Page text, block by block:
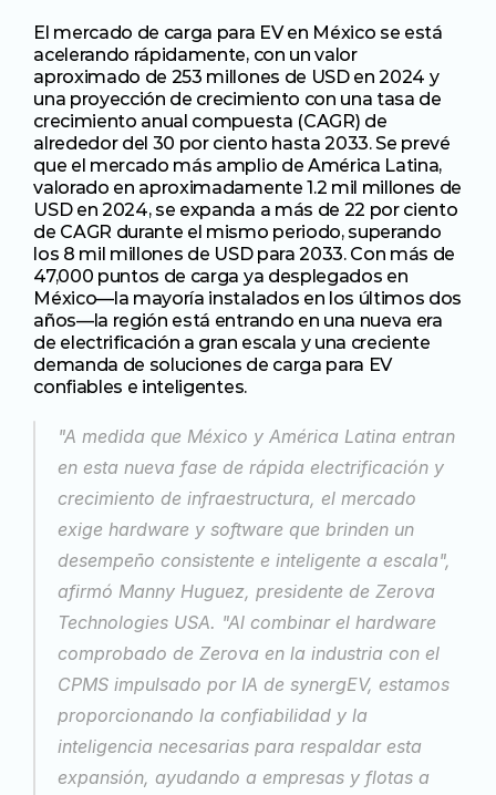
El mercado de carga para EV en México se está
acelerando rápidamente, con un valor
aproximado de 253 millones de USD en 2024 y
una proyección de crecimiento con una tasa de
crecimiento anual compuesta (CAGR) de
alrededor del 30 por ciento hasta 2033. Se prevé
que el mercado más amplio de América Latina,
valorado en aproximadamente 1.2 mil millones de
USD en 2024, se expanda a más de 22 por ciento
de CAGR durante el mismo periodo, superando
los 8 mil millones de USD para 2033. Con más de
47,000 puntos de carga ya desplegados en
México—la mayoría instalados en los últimos dos
años—la región está entrando en una nueva era
de electrificación a gran escala y una creciente
demanda de soluciones de carga para EV
confiables e inteligentes.
"A medida que México y América Latina entran
en esta nueva fase de rápida electrificación y
crecimiento de infraestructura, el mercado
exige hardware y software que brinden un
desempeño consistente e inteligente a escala",
afirmó Manny Huguez, presidente de Zerova
Technologies USA. "Al combinar el hardware
comprobado de Zerova en la industria con el
CPMS impulsado por IA de synergEV, estamos
proporcionando la confiabilidad y la
inteligencia necesarias para respaldar esta
expansión, ayudando a empresas y flotas a